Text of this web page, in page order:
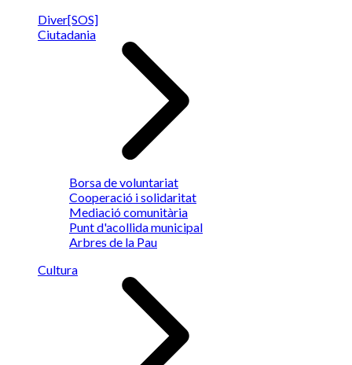
Diver[SOS]
Ciutadania
Borsa de voluntariat
Cooperació i solidaritat
Mediació comunitària
Punt d'acollida municipal
Arbres de la Pau
Cultura